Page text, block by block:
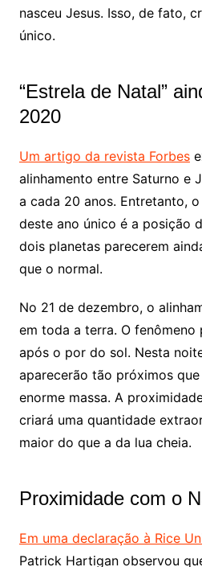
nasceu Jesus. Isso, de fato,
único.
“Estrela de Natal”
2020
Um artigo da revista Forbes
alinhamento entre Saturno e
a cada 20 anos. Entretanto,
deste ano único é a posição
dois planetas parecerem
que o normal.
No 21 de dezembro, o
em toda a terra. O
após o por do sol. Nesta
aparecerão tão próximos
enorme massa. A
criará uma quantidade
maior do que a da lua cheia.
Proximidade com o
Em uma declaração à Rice
Patrick Hartigan observou